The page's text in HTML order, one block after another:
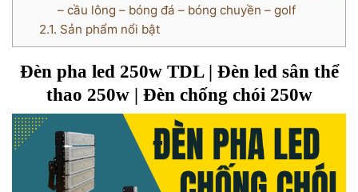
– cầu lông – bóng đá – bóng chuyền – golf
2.1. Sản phẩm nổi bật
Đèn pha led 250w TDL | Đèn led sân thể
thao 250w | Đèn chống chói 250w